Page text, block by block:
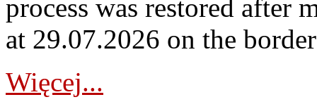
process was restored after
at 29.07.2026 on the
Więcej...